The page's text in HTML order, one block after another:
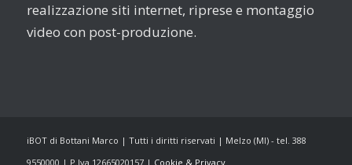
realizzazione siti internet, riprese e montaggio
video con post-produzione.
iBOT di Bottani Marco | Tutti i diritti riservati | Melzo (MI) - tel. 388
9550000 | P.Iva 12665020157 | Cookie & Privacy